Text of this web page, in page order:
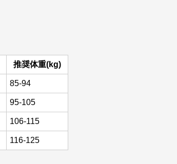
推奨体重(kg)
85-94
95-105
106-115
116-125